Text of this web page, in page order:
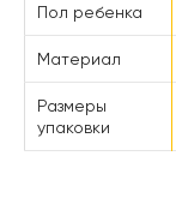
Пол ребенка
Материал
Размеры
упаковки